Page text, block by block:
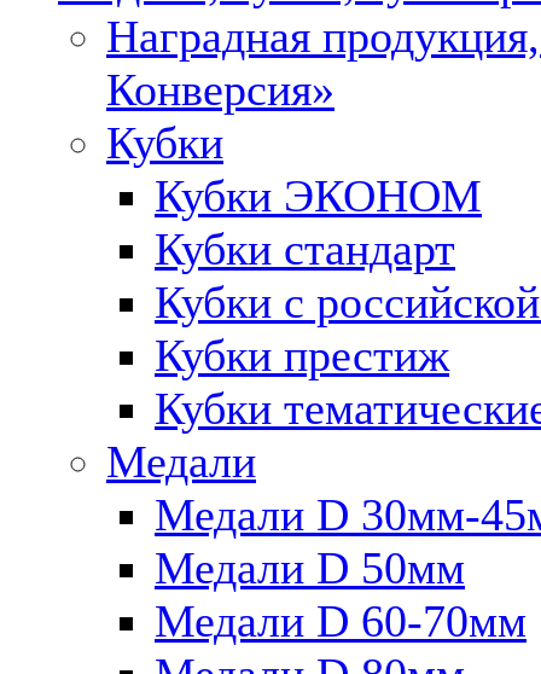
Наградная
Конверсия»
Кубки
Кубки ЭКОНОМ
Кубки стандарт
Кубки с
Кубки престиж
Кубки
Медали
Медали D 30мм-
Медали D 50мм
Медали D 60-70мм